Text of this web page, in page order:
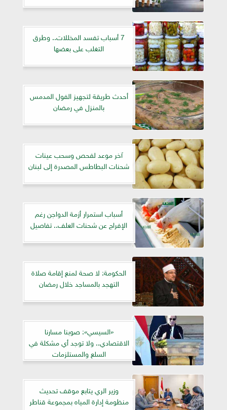
7 أسباب تفسد المخللات.. وطرق
التغلب على بعضها
أحدث طريقة لتجهيز الفول المدمس
بالمنزل في رمضان
آخر موعد لفحص وسحب عينات
شحنات البطاطس المصدرة إلى لبنان
أسباب استمرار أزمة الدواجن رغم
الإفراج عن شحنات العلف.. تفاصيل
الحكومة: لا صحة لمنع إقامة صلاة
التهجد بالمساجد خلال رمضان
«السيسي»: صوبنا مسارنا
الاقتصادي.. ولا توجد أي مشكلة في
السلع والمستلزمات
وزير الري يتابع موقف تحديث
منظومة إدارة المياه بمجموعة قناطر